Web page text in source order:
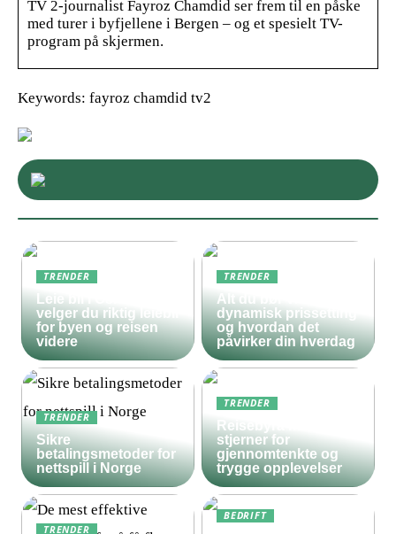
TV 2-journalist Fayroz Chamdid ser frem til en påske
med turer i byfjellene i Bergen – og et spesielt TV-
program på skjermen.
Keywords: fayroz chamdid tv2
TRENDER
Leie bil i Oslo – slik
velger du riktig leiebil
for byen og reisen
videre
TRENDER
Alt du bør vite om
dynamisk prissetting
og hvordan det
påvirker din hverdag
TRENDER
Sikre
betalingsmetoder for
nettspill i Norge
TRENDER
Reisebyrå med 5
stjerner for
gjennomtenkte og
trygge opplevelser
TRENDER
BEDRIFT